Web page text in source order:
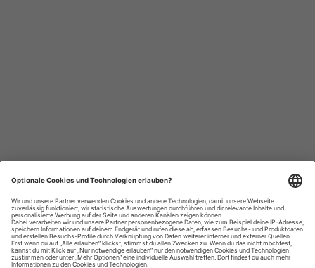
Datenschutzhinweise
Impressum
Privatsphäre-Einstellungen